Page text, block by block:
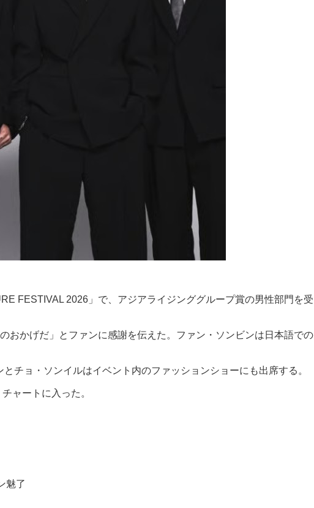
FESTIVAL 2026」で、アジアライジンググループ賞の男性部門を受
おかげだ」とファンに感謝を伝えた。ファン・ソンビンは日本語での
チョ・ソンイルはイベント内のファッションショーにも出席する。
ャートに入った。
魅了